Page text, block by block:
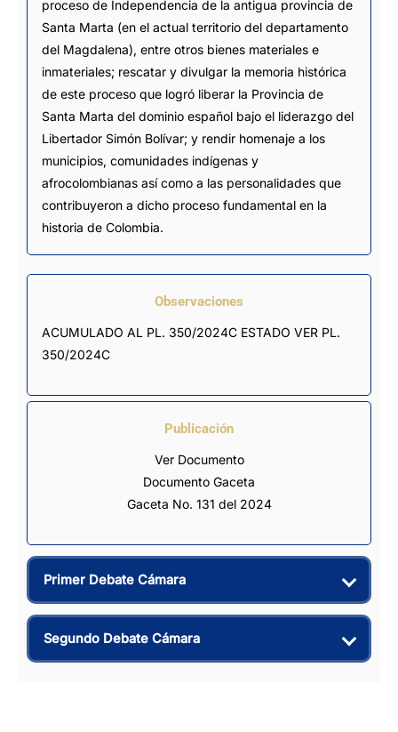
proceso de Independencia de la antigua provincia de
Santa Marta (en el actual territorio del departamento
del Magdalena), entre otros bienes materiales e
inmateriales; rescatar y divulgar la memoria histórica
de este proceso que logró liberar la Provincia de
Santa Marta del dominio español bajo el liderazgo del
Libertador Simón Bolívar; y rendir homenaje a los
municipios, comunidades indígenas y
afrocolombianas así como a las personalidades que
contribuyeron a dicho proceso fundamental en la
historia de Colombia.
Observaciones
ACUMULADO AL PL. 350/2024C ESTADO VER PL.
350/2024C
Publicación
Ver Documento
Documento Gaceta
Gaceta No. 131 del 2024
Primer Debate Cámara
Segundo Debate Cámara